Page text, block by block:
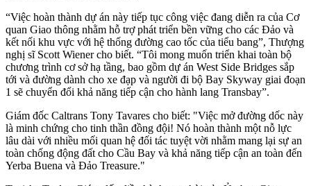
“Việc hoàn thành dự án này tiếp tục công việc đang diễn ra của Cơ
quan Giao thông nhằm hỗ trợ phát triển bền vững cho các Đảo và
kết nối khu vực với hệ thống đường cao tốc của tiểu bang”, Thượng
nghị sĩ Scott Wiener cho biết. “Tôi mong muốn triển khai toàn bộ
chương trình cơ sở hạ tầng, bao gồm dự án West Side Bridges sắp
tới và đường dành cho xe đạp và người đi bộ Bay Skyway giai đoạn
1 sẽ chuyển đổi khả năng tiếp cận cho hành lang Transbay”.
Giám đốc Caltrans Tony Tavares cho biết: "Việc mở đường dốc này
là minh chứng cho tinh thần đồng đội! Nó hoàn thành một nỗ lực
lâu dài với nhiều mối quan hệ đối tác tuyệt vời nhằm mang lại sự an
toàn chống động đất cho Cầu Bay và khả năng tiếp cận an toàn đến
Yerba Buena và Đảo Treasure."